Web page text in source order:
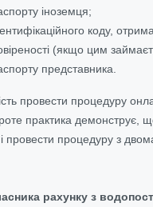
іноземця;
коду,
(якщо цим
представника.
провести процедуру
практика демонструє,
провести процедуру з
рахунку з